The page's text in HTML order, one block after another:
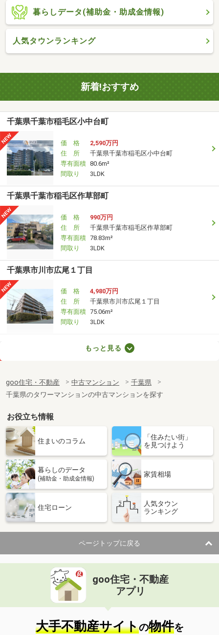
暮らしデータ(補助金・助成金情報)
人気タウンランキング
新着!おすすめ
千葉県千葉市稲毛区小中台町
価 格
2,590万円
住 所
千葉県千葉市稲毛区小中台町
専有面積 80.6m²
間取り
3LDK
千葉県千葉市稲毛区作草部町
価 格
990万円
住 所
千葉県千葉市稲毛区作草部町
専有面積 78.83m²
間取り
3LDK
千葉県市川市広尾１丁目
価 格
4,980万円
住 所
千葉県市川市広尾１丁目
専有面積 75.06m²
間取り
3LDK
千葉県市川市福栄４丁目
専有面積 58.2m²
間取り
2LDK
千葉県松戸市新松戸６
価 格
2,398万円
千葉県松戸市新松戸６
専有面積 75.22m²
間取り
千葉県船橋市本中山３
5,490万円
住 所
千葉県船橋市本中山３
専有面積 91.97m²
間取り
4LDK
千葉県船橋市飯山満町２丁目
価 格
2,398万円
住 所
千葉県船橋市飯山満町２丁目
専有面積 84.5m²
間取り
3LDK
もっと見る
goo住宅・不動産 中古マンション
千葉県
千葉県のタワーマンションの中古マンションを探す
お役立ち情報
住まいのコラム
「住みたい街」
を見つけよう
暮らしのデータ
(補助金・助成金情報)
家賃相場
住宅ローン
人気タウン
ランキング
ページトップに戻る
goo住宅・不動産
アプリ
大手不動産サイトの物件を